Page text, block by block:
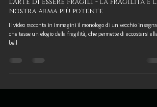
30 lug 2018
L'arte di essere fragili - la fragilità è la
nostra arma più potente
Il video racconta in immagini il monologo di un vecchio
bell